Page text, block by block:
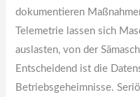
dokumentieren
Telemetrie lassen sich
auslasten, von der
Entscheidend ist die
Betriebsgeheimnisse.